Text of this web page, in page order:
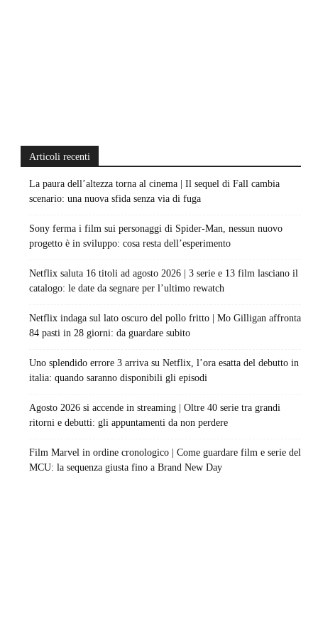
Articoli recenti
La paura dell’altezza torna al cinema | Il sequel di Fall cambia
scenario: una nuova sfida senza via di fuga
Sony ferma i film sui personaggi di Spider-Man, nessun nuovo
progetto è in sviluppo: cosa resta dell’esperimento
Netflix saluta 16 titoli ad agosto 2026 | 3 serie e 13 film lasciano il
catalogo: le date da segnare per l’ultimo rewatch
Netflix indaga sul lato oscuro del pollo fritto | Mo Gilligan affronta
84 pasti in 28 giorni: da guardare subito
Uno splendido errore 3 arriva su Netflix, l’ora esatta del debutto in
italia: quando saranno disponibili gli episodi
Agosto 2026 si accende in streaming | Oltre 40 serie tra grandi
ritorni e debutti: gli appuntamenti da non perdere
Film Marvel in ordine cronologico | Come guardare film e serie del
MCU: la sequenza giusta fino a Brand New Day